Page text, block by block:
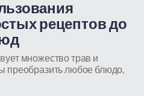
рецептов до
множество трав и
преобразить любое блюдо,